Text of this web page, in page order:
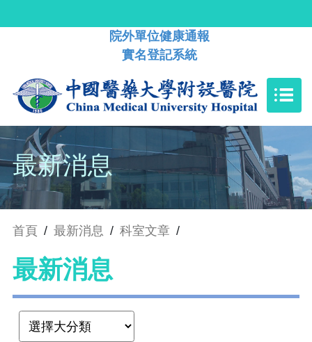
院外單位健康通報
實名登記系統
最新消息
首頁 / 最新消息 / 科室文章 /
最新消息